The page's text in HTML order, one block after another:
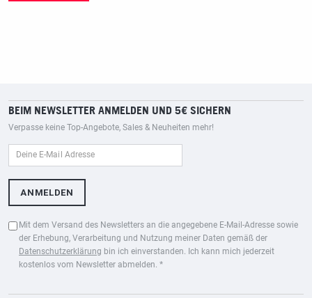
BEIM NEWSLETTER ANMELDEN UND 5€ SICHERN
Verpasse keine Top-Angebote, Sales & Neuheiten mehr!
Mit dem Versand des Newsletters an die angegebene E-Mail-Adresse sowie
der Erhebung, Verarbeitung und Nutzung meiner Daten gemäß der
Datenschutzerklärung bin ich einverstanden. Ich kann mich jederzeit
kostenlos vom Newsletter abmelden. *